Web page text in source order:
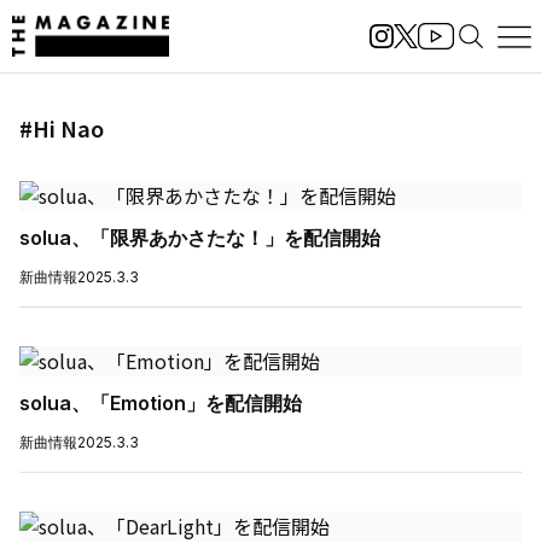
#Hi Nao
solua、「限界あかさたな！」を配信開始
新曲情報2025.3.3
solua、「Emotion」を配信開始
新曲情報2025.3.3